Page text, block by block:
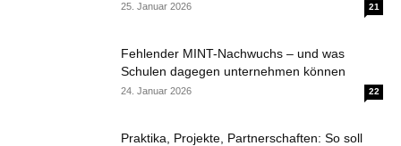
25. Januar 2026 21
Fehlender MINT-Nachwuchs – und was
Schulen dagegen unternehmen können
24. Januar 2026 22
Praktika, Projekte, Partnerschaften: So soll